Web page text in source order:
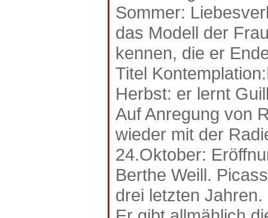
Sommer:
das Modell der
kennen, die er
Titel
Herbst: er lernt
Auf Anregung von
wieder mit der
24.Oktober:
Berthe Weill.
drei letzten Jahren.